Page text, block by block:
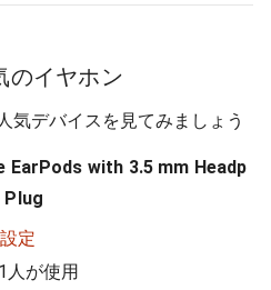
のイヤホン
気デバイスを見てみましょう
EarPods with 3.5 mm Headp
Plug
定
人が使用